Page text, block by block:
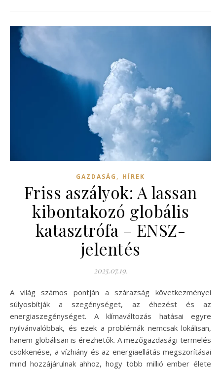
GAZDASÁG , HÍREK
Friss aszályok: A lassan
kibontakozó globális
katasztrófa – ENSZ-
jelentés
2025.07.19.
A világ számos pontján a szárazság következményei
súlyosbítják a szegénységet, az éhezést és az
energiaszegénységet. A klímaváltozás hatásai egyre
nyilvánvalóbbak, és ezek a problémák nemcsak lokálisan,
hanem globálisan is érezhetők. A mezőgazdasági termelés
csökkenése, a vízhiány és az energiaellátás megszorításai
mind hozzájárulnak ahhoz, hogy több millió ember élete